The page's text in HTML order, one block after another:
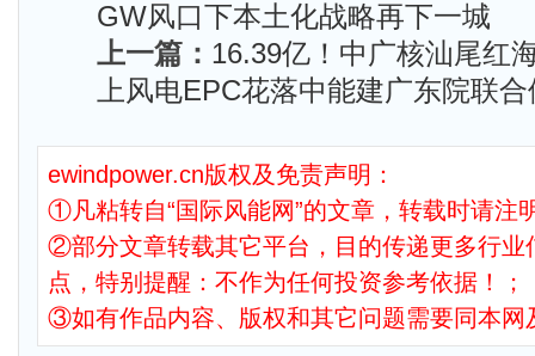
GW风口下本土化战略再下一城
上一篇： 16.39亿！中广核汕尾红
上风电EPC花落中能建广东院联合
ewindpower.cn版权及免责声明：
①凡粘转自“国际风能网”的文章，转载时请注
②部分文章转载其它平台，目的传递更多行业
点，特别提醒：不作为任何投资参考依据！；
③如有作品内容、版权和其它问题需要同本网